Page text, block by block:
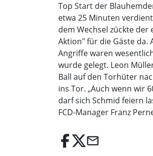
Top Start der
etwa 25 Minuten
dem Wechsel zückte
Aktion" für die Gäste da.
Angriffe waren
wurde gelegt. Leon
Ball auf den Torhüter
ins Tor. „Auch wenn wir
darf sich Schmid feiern
FCD-Manager Franz
email